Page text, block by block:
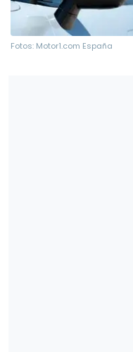
Fotos: Motor1.com España